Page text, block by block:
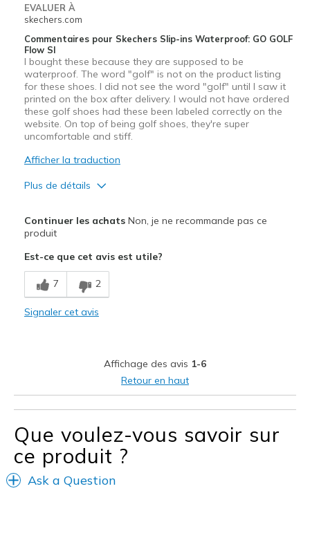
EVALUER À
skechers.com
Commentaires pour Skechers Slip-ins Waterproof: GO GOLF
Flow SI
I bought these because they are supposed to be
waterproof. The word "golf" is not on the product listing
for these shoes. I did not see the word "golf" until I saw it
printed on the box after delivery. I would not have ordered
these golf shoes had these been labeled correctly on the
website. On top of being golf shoes, they're super
uncomfortable and stiff.
Afficher la traduction
Plus de détails
Need Break In
Poor Cushioning
Les meilleures utilisations
Work
Shoes are for Wearing
Continuer les achatsNon, je ne recommande pas ce
produit
Est-ce que cet avis est utile?
7 2
Signaler cet avis
Affichage des avis 1-6
Retour en haut
Que voulez-vous savoir sur
ce produit ?
Ask a Question